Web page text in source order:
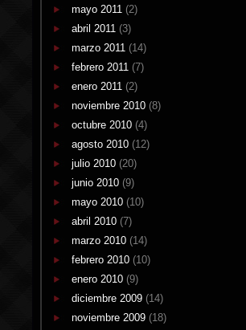
mayo 2011 (2)
abril 2011 (3)
marzo 2011 (14)
febrero 2011 (7)
enero 2011 (2)
noviembre 2010 (8)
octubre 2010 (4)
agosto 2010 (12)
julio 2010 (20)
junio 2010 (9)
mayo 2010 (10)
abril 2010 (7)
marzo 2010 (14)
febrero 2010 (10)
enero 2010 (9)
diciembre 2009 (14)
noviembre 2009 (18)